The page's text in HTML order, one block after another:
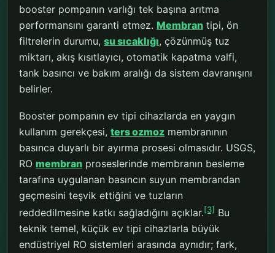
booster pompanın varlığı tek başına arıtma
performansını garanti etmez. Membran tipi, ön
filtrelerin durumu, su sıcaklığı, çözünmüş tuz
miktarı, akış kısıtlayıcı, otomatik kapatma valfi,
tank basıncı ve bakım aralığı da sistem davranışını
belirler.
Booster pompanın ev tipi cihazlarda en yaygın
kullanım gerekçesi, ters ozmoz membranının
basınca duyarlı bir ayırma prosesi olmasıdır. USGS,
RO membran proseslerinde membranın besleme
tarafına uygulanan basıncın suyun membrandan
geçmesini teşvik ettiğini ve tuzların
reddedilmesine katkı sağladığını açıklar.[3] Bu
teknik temel, küçük ev tipi cihazlarla büyük
endüstriyel RO sistemleri arasında aynıdır; fark,